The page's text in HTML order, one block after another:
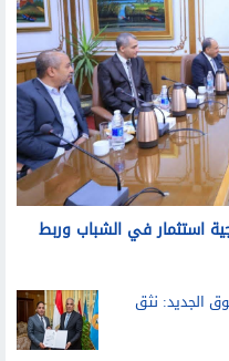
استثمار في الشباب وربط
الجديد: نثق